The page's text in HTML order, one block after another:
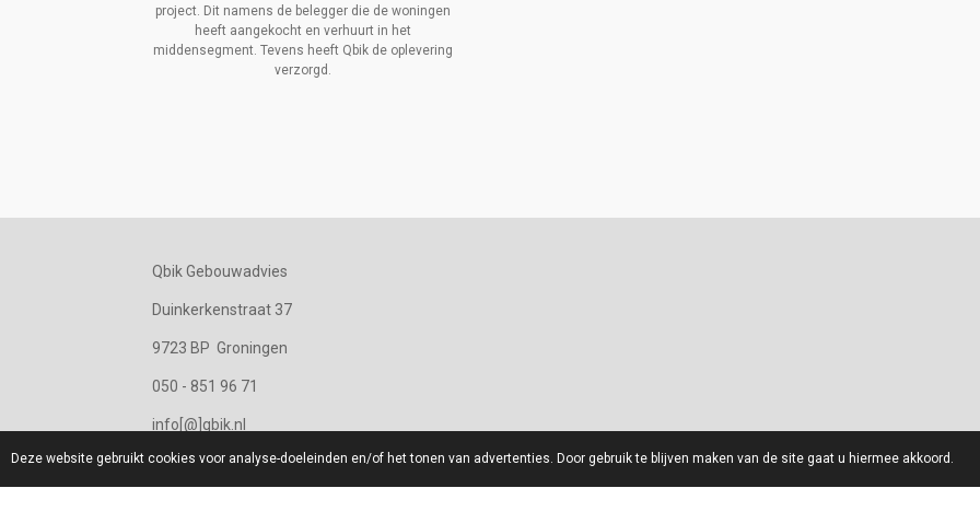
Deze website gebruikt cookies voor analyse-doeleinden en/of het tonen van advertenties. Door gebruik te blijven maken van de site gaat u hiermee akkoord.
project. Dit namens de belegger die de woningen
heeft aangekocht en verhuurt in het
middensegment. Tevens heeft Qbik de oplevering
verzorgd.
Qbik Gebouwadvies
Duinkerkenstraat 37
9723 BP Groningen
050 - 851 96 71
info[@]qbik.nl
IBAN: NL16 ABNA 0464 8838 30